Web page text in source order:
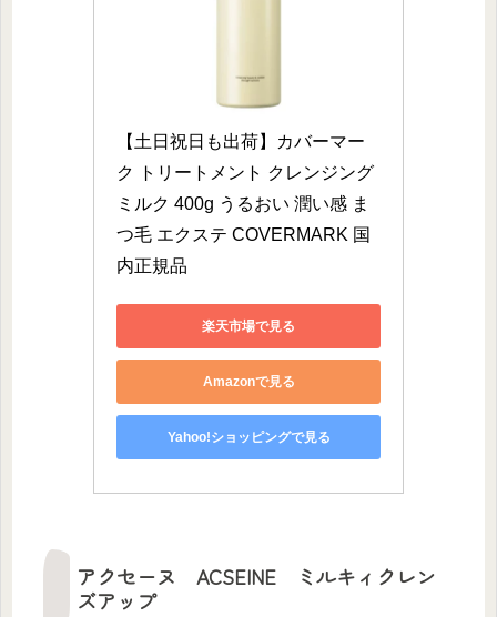
【土日祝日も出荷】カバーマー
ク トリートメント クレンジング
ミルク 400g うるおい 潤い感 ま
つ毛 エクステ COVERMARK 国
内正規品
楽天市場で見る
Amazonで見る
Yahoo!ショッピングで見る
アクセーヌ ACSEINE ミルキィクレン
ズアップ